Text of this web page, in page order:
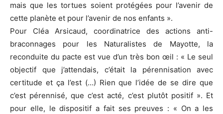
mais que les tortues soient protégées pour l’avenir de
cette planète et pour l’avenir de nos enfants ».
Pour Cléa Arsicaud, coordinatrice des actions anti-
braconnages pour les Naturalistes de Mayotte, la
reconduite du pacte est vue d’un très bon œil : « Le seul
objectif que j’attendais, c’était la pérennisation avec
certitude et ça l’est (…) Rien que l’idée de se dire que
c’est pérennisé, que c’est acté, c’est plutôt positif ». Et
pour elle, le dispositif a fait ses preuves : « On a les